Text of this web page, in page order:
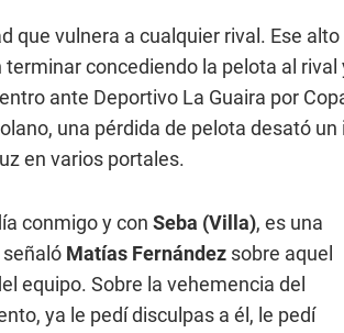
que vulnera a cualquier rival. Ese alto
concediendo la pelota al rival
ante Deportivo La Guaira por
una pérdida de pelota desató un
en varios portales.
conmigo y con Seba (Villa), es una
Matías Fernández sobre aquel
equipo. Sobre la vehemencia del
ya le pedí disculpas a él, le pedí